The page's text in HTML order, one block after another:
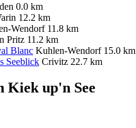
0.0 km
12.2 km
Wendorf 11.8 km
Pritz 11.2 km
Blanc Kuhlen-Wendorf 15.0 km
Seeblick Crivitz 22.7 km
Kiek up'n See